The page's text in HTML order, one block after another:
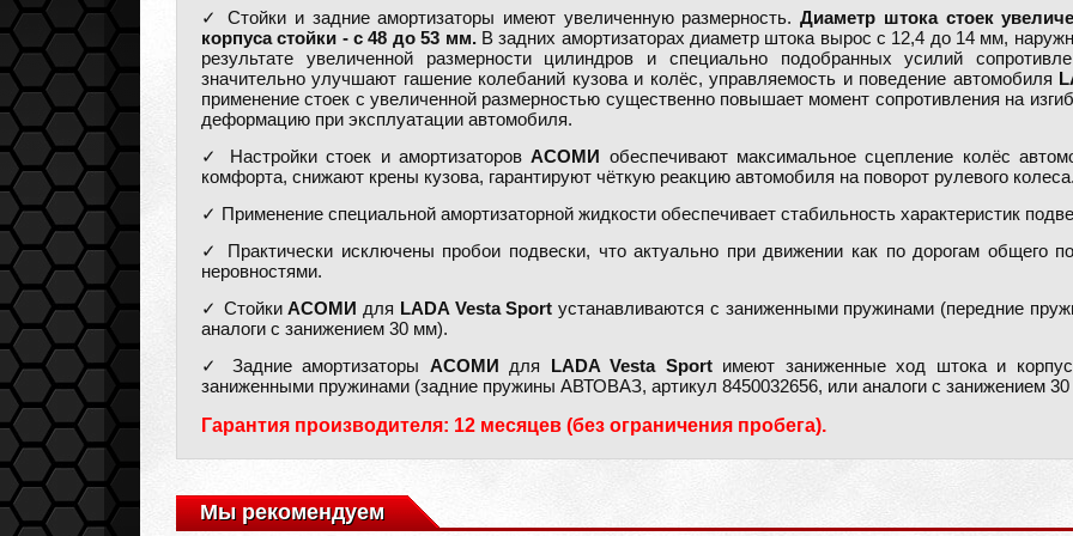
✓ Стойки и задние амортизаторы имеют увеличенную размерность.Диаметр штока стоек
корпуса стойки - с 48 до 53 мм.В задних амортизаторах диаметр штока вырос с 12,4 до 14 мм,
результате увеличенной размерности цилиндров и специально подобранных усилий
значительно улучшают гашение колебаний кузова и колёс, управляемость и поведение автомобиля
применение стоек с увеличенной размерностью существенно повышает момент сопротивления на
деформацию при эксплуатации автомобиля.
✓ Настройки стоек и амортизаторовАСОМИ
обеспечивают максимальное сцепление колёс
комфорта, снижают крены кузова, гарантируют чёткую реакцию автомобиля на поворот рулевого
✓ Применение специальной амортизаторной жидкости обеспечивает стабильность характеристик
✓ Практически исключены пробои подвески, что актуально при движении как по дорогам общего
неровностями.
✓ СтойкиАСОМИ для LADA Vesta Sport устанавливаются с заниженными пружинами (передние
аналоги с занижением 30 мм).
✓ Задние амортизаторы АСОМИ для LADA Vesta Sportимеют заниженные ход штока и
заниженными пружинами (задние пружины АВТОВАЗ, артикул 8450032656, или аналоги с занижением
Гарантия производителя: 12 месяцев (без ограничения пробега).
Мы рекомендуем